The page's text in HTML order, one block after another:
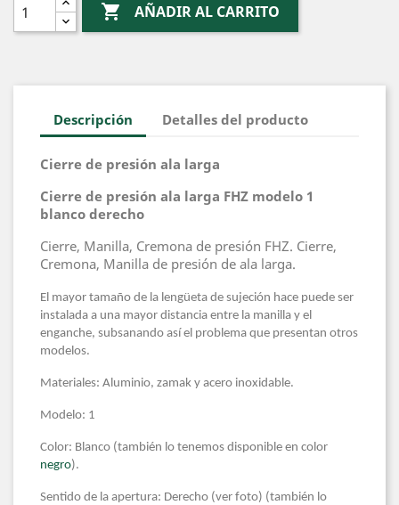
 AÑADIR AL CARRITO
Descripción Detalles del producto
Cierre de presión ala larga
Cierre de presión ala larga FHZ modelo 1
blanco derecho
Cierre, Manilla, Cremona de presión FHZ. Cierre,
Cremona, Manilla de presión de ala larga.
El mayor tamaño de la lengüeta de sujeción hace puede ser
instalada a una mayor distancia entre la manilla y el
enganche, subsanando así el problema que presentan otros
modelos.
Materiales: Aluminio, zamak y acero inoxidable.
Modelo: 1
Color: Blanco (también lo tenemos disponible en color
negro).
Sentido de la apertura: Derecho (ver foto) (también lo